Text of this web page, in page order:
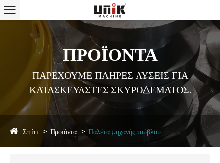
ΠΡΟΪΟΝΤΑ
ΠΑΡΕΧΟΥΜΕ ΠΛΗΡΕΣ ΛΥΣΕΙΣ ΓΙΑ
ΚΑΤΑΣΚΕΥΑΣΤΕΣ ΣΚΥΡΟΔΕΜΑΤΟΣ.
Σπίτι Προϊόντα Παλέτα μηχανής τούβλου